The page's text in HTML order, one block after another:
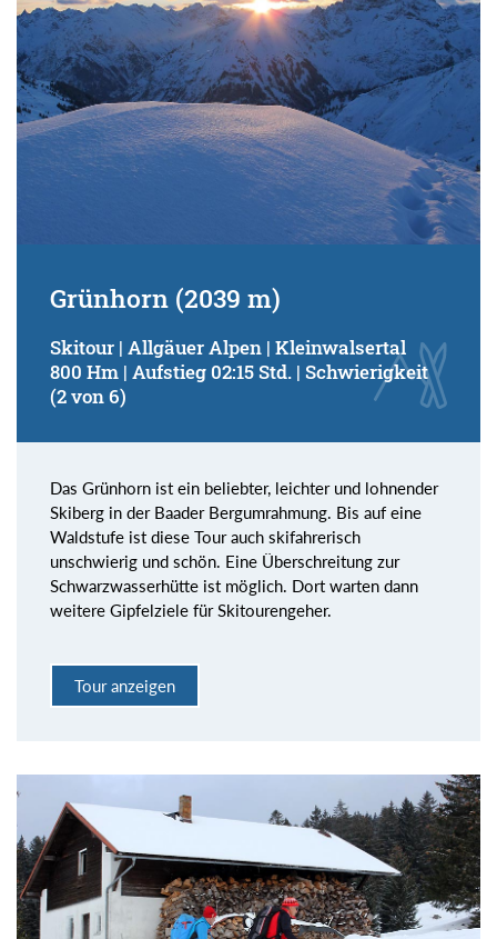
Grünhorn (2039 m)
Skitour | Allgäuer Alpen | Kleinwalsertal
800 Hm | Aufstieg 02:15 Std. | Schwierigkeit
(2 von 6)
Das Grünhorn ist ein beliebter, leichter und lohnender
Skiberg in der Baader Bergumrahmung. Bis auf eine
Waldstufe ist diese Tour auch skifahrerisch
unschwierig und schön. Eine Überschreitung zur
Schwarzwasserhütte ist möglich. Dort warten dann
weitere Gipfelziele für Skitourengeher.
Tour anzeigen